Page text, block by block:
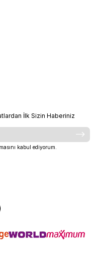
İlk Sizin Haberiniz
kabul ediyorum.